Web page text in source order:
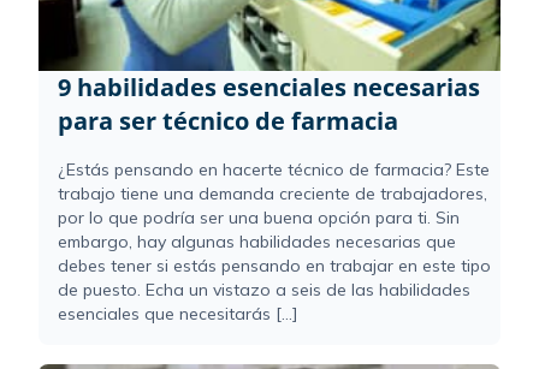
9 habilidades esenciales necesarias
para ser técnico de farmacia
¿Estás pensando en hacerte técnico de farmacia? Este
trabajo tiene una demanda creciente de trabajadores,
por lo que podría ser una buena opción para ti. Sin
embargo, hay algunas habilidades necesarias que
debes tener si estás pensando en trabajar en este tipo
de puesto. Echa un vistazo a seis de las habilidades
esenciales que necesitarás [...]